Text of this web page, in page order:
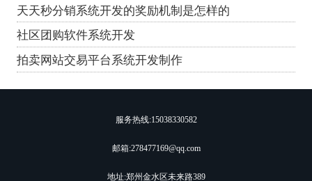
天天秒分销系统开发的奖励机制是怎样的
社区团购软件系统开发
拍卖网站交易平台系统开发制作
服务热线:15038330582
邮箱:278477169@qq.com
地址:郑州金水区未来路389